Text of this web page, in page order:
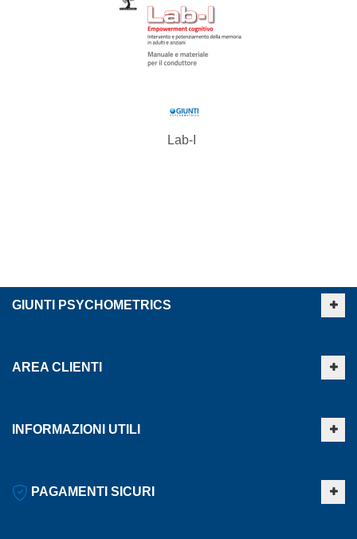
Lab-I
GIUNTI PSYCHOMETRICS
AREA CLIENTI
INFORMAZIONI UTILI
PAGAMENTI SICURI